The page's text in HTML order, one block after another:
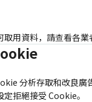
用資料，請查看各業
分析存取和改良廣
拒絕接受 Cookie。